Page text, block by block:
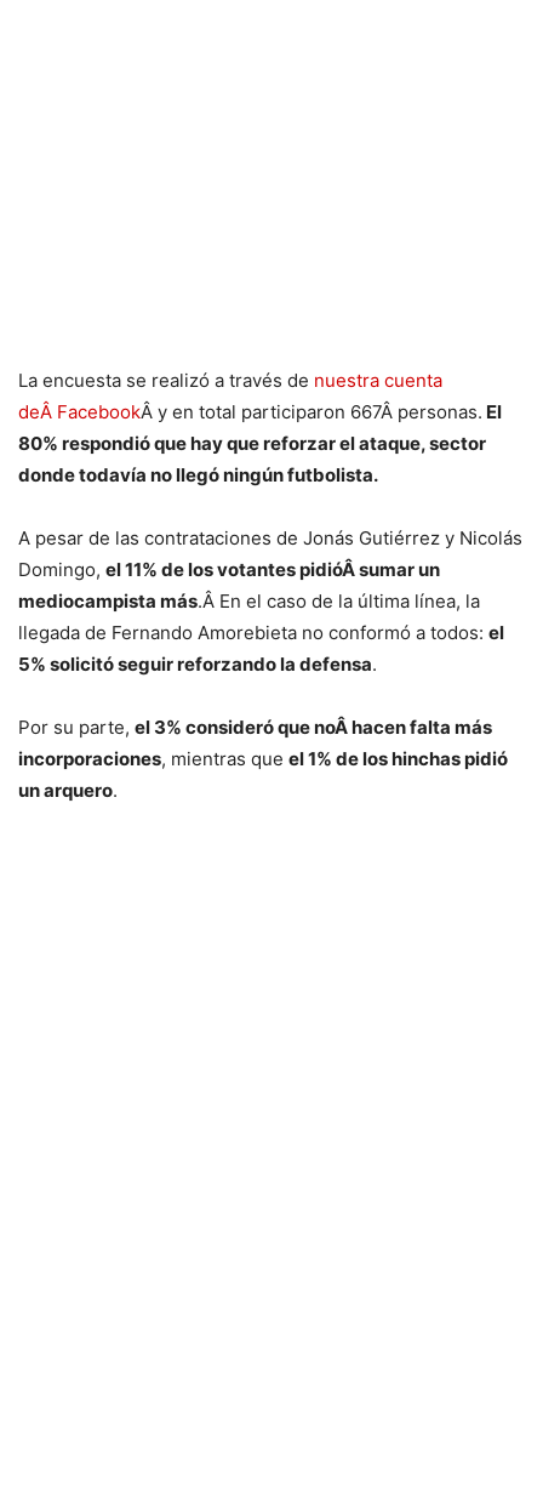
La encuesta se realizó a través de nuestra cuenta
deÂ FacebookÂ y en total participaron 667Â personas. El
80% respondió que hay que reforzar el ataque, sector
donde todavía no llegó ningún futbolista.
A pesar de las contrataciones de Jonás Gutiérrez y Nicolás
Domingo, el 11% de los votantes pidióÂ sumar un
mediocampista más.Â En el caso de la última línea, la
llegada de Fernando Amorebieta no conformó a todos: el
5% solicitó seguir reforzando la defensa.
Por su parte, el 3% consideró que noÂ hacen falta más
incorporaciones, mientras que el 1% de los hinchas pidió
un arquero.